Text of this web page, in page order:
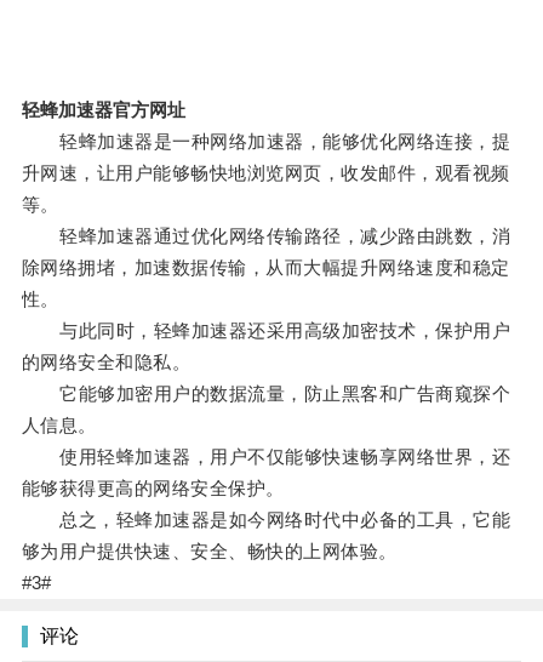
轻蜂加速器官方网址
轻蜂加速器是一种网络加速器，能够优化网络连接，提
升网速，让用户能够畅快地浏览网页，收发邮件，观看视频
等。
轻蜂加速器通过优化网络传输路径，减少路由跳数，消
除网络拥堵，加速数据传输，从而大幅提升网络速度和稳定
性。
与此同时，轻蜂加速器还采用高级加密技术，保护用户
的网络安全和隐私。
它能够加密用户的数据流量，防止黑客和广告商窥探个
人信息。
使用轻蜂加速器，用户不仅能够快速畅享网络世界，还
能够获得更高的网络安全保护。
总之，轻蜂加速器是如今网络时代中必备的工具，它能
够为用户提供快速、安全、畅快的上网体验。
#3#
评论